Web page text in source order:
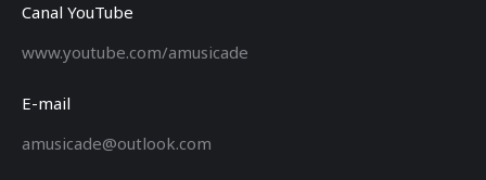
Canal YouTube
www.youtube.com/amusicade
E-mail
amusicade@outlook.com